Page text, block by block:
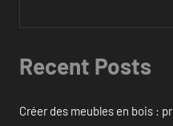
Recent Posts
Créer des meubles en bois :